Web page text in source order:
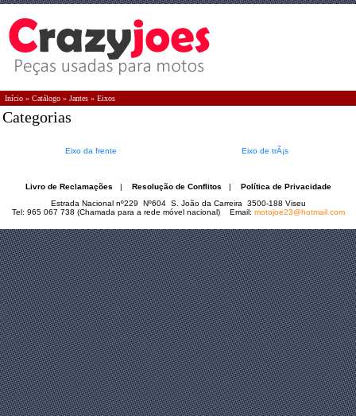
Início » Catálogo » Jantes » Eixos
Categorias
Eixo da frente Eixo de trÃ¡s
Livro de Reclamações | Resolução de Conflitos | Política de Privacidade
Estrada Nacional nº229 Nº604 S. João da Carreira 3500-188 Viseu
Tel: 965 067 738 (Chamada para a rede móvel nacional) Email: motojoe23@hotmail.com